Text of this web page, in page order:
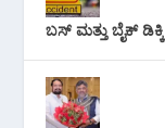
ಬಸ್ ಮತ್ತು ಬೈಕ್